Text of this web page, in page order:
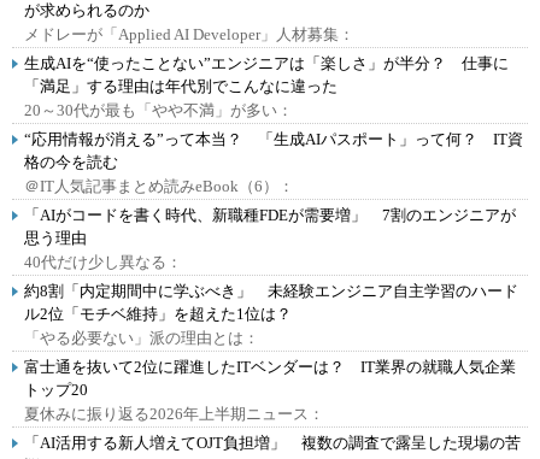
が求められるのか
メドレーが「Applied AI Developer」人材募集：
生成AIを“使ったことない”エンジニアは「楽しさ」が半分？ 仕事に
「満足」する理由は年代別でこんなに違った
20～30代が最も「やや不満」が多い：
“応用情報が消える”って本当？ 「生成AIパスポート」って何？ IT資
格の今を読む
＠IT人気記事まとめ読みeBook（6）：
「AIがコードを書く時代、新職種FDEが需要増」 7割のエンジニアが
思う理由
40代だけ少し異なる：
約8割「内定期間中に学ぶべき」 未経験エンジニア自主学習のハード
ル2位「モチベ維持」を超えた1位は？
「やる必要ない」派の理由とは：
富士通を抜いて2位に躍進したITベンダーは？ IT業界の就職人気企業
トップ20
夏休みに振り返る2026年上半期ニュース：
「AI活用する新人増えてOJT負担増」 複数の調査で露呈した現場の苦